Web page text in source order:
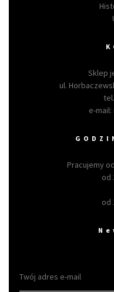
Sklep
ul.
e-mail:
Pracujemy
od
od